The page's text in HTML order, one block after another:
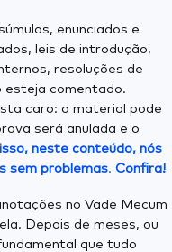
enunciados e
leis de introdução,
resoluções de
esteja comentado.
caro: o material pode
será anulada e o
neste conteúdo, nós
sem problemas. Confira!
no Vade Mecum
Depois de meses, ou
que tudo